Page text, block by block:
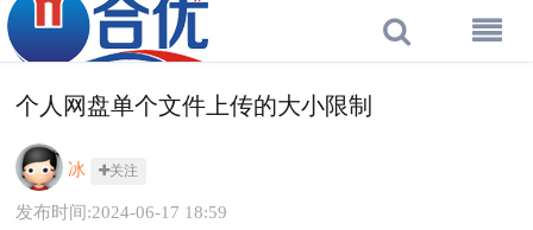
个人网盘单个文件上传的大小限制
冰 关注
发布时间:2024-06-17 18:59